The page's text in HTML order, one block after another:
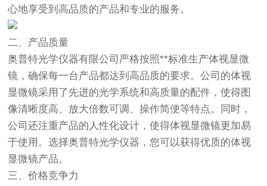
心地享受到高品质的产品和专业的服务。
二、产品质量
奥普特光学仪器有限公司严格按照**标准生产体视显微
镜，确保每一台产品都达到高品质的要求。公司的体视
显微镜采用了先进的光学系统和高质量的配件，使得图
像清晰度高、放大倍数可调、操作简便等特点。同时，
公司还注重产品的人性化设计，使得体视显微镜更加易
于使用。选择奥普特光学仪器，您可以获得优质的体视
显微镜产品。
三、价格竞争力